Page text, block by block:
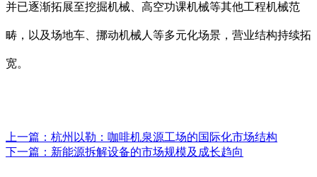
并已逐渐拓展至挖掘机械、高空功课机械等其他工程机械范
畴，以及场地车、挪动机械人等多元化场景，营业结构持续拓
宽。
上一篇： 杭州以勒：咖啡机泉源工场的国际化市场结构
下一篇： 新能源拆解设备的市场规模及成长趋向